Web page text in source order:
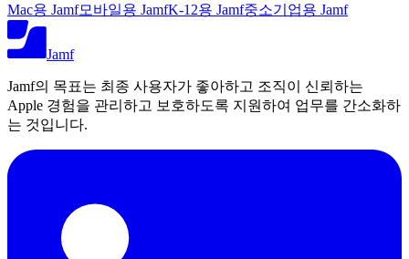
Mac용 Jamf모바일용 JamfK-12용 Jamf중소기업용 Jamf
Jamf
Jamf의 목표는 최종 사용자가 좋아하고 조직이 신뢰하는
Apple 경험을 관리하고 보호하도록 지원하여 업무를 간소화하
는 것입니다.